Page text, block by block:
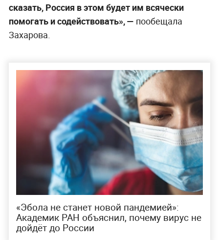
сказать, Россия в этом будет им всячески
помогать и содействовать», — пообещала
Захарова.
«Эбола не станет новой пандемией»:
Академик РАН объяснил, почему вирус не
дойдёт до России